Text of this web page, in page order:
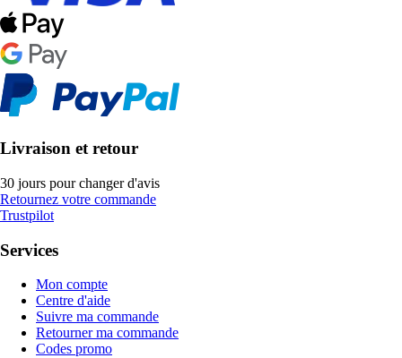
Livraison et retour
30 jours pour changer d'avis
Retournez votre commande
Trustpilot
Services
Mon compte
Centre d'aide
Suivre ma commande
Retourner ma commande
Codes promo